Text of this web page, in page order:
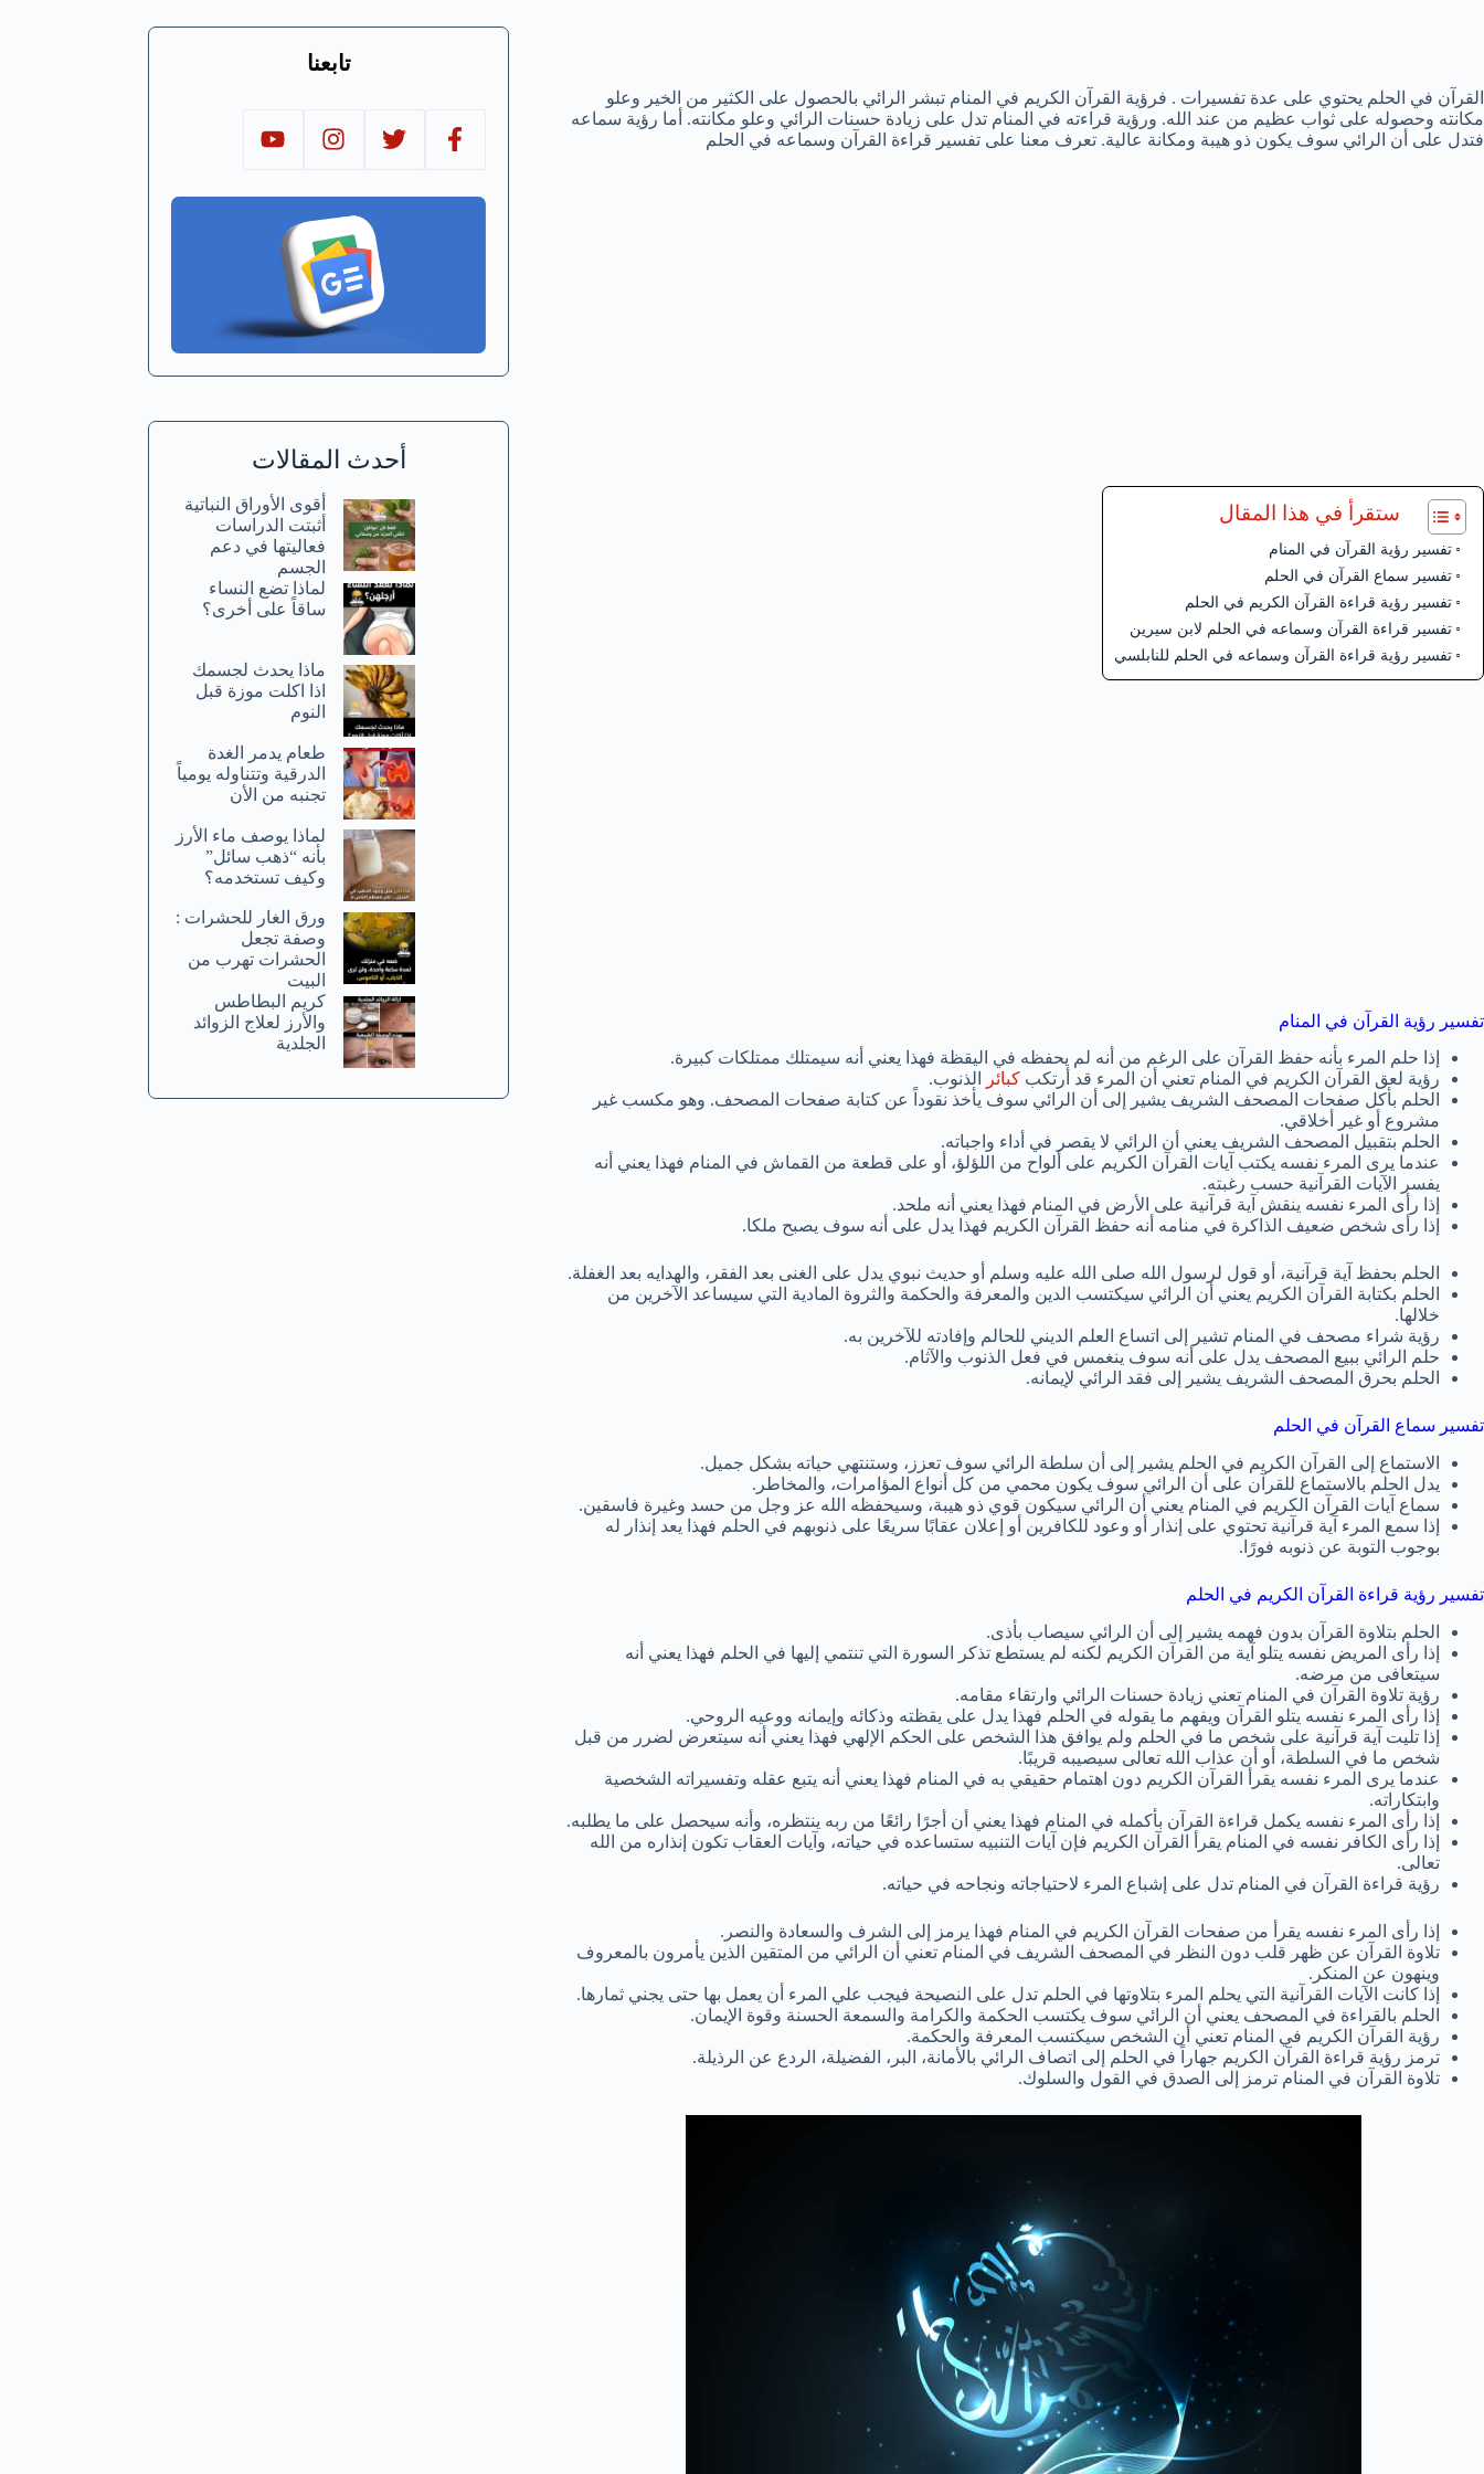
القرآن في الحلم يحتوي على عدة تفسيرات . فرؤية القرآن الكريم في المنام تبشر الرائي بالحصول على الكثير من الخير وعلو
مكانته وحصوله على ثواب عظيم من عند الله. ورؤية قراءته في المنام تدل على زيادة حسنات الرائي وعلو مكانته. أما رؤية سماعه
فتدل على أن الرائي سوف يكون ذو هيبة ومكانة عالية. تعرف معنا على تفسير قراءة القرآن وسماعه في الحلم
ستقرأ في هذا المقال
تفسير رؤية القرآن في المنام
تفسير سماع القرآن في الحلم
تفسير رؤية قراءة القرآن الكريم في الحلم
تفسير قراءة القرآن وسماعه في الحلم لابن سيرين
تفسير رؤية قراءة القرآن وسماعه في الحلم للنابلسي
تفسير رؤية القرآن في المنام
إذا حلم المرء بأنه حفظ القرآن على الرغم من أنه لم يحفظه في اليقظة فهذا يعني أنه سيمتلك ممتلكات كبيرة.
رؤية لعق القرآن الكريم في المنام تعني أن المرء قد أرتكب كبائر
الذنوب.
الحلم بأكل صفحات المصحف الشريف يشير إلى أن الرائي سوف يأخذ نقوداً عن كتابة صفحات المصحف. وهو مكسب غير
مشروع أو غير أخلاقي.
الحلم بتقبيل المصحف الشريف يعني أن الرائي لا يقصر في أداء واجباته.
عندما يرى المرء نفسه يكتب آيات القرآن الكريم على ألواح من اللؤلؤ، أو على قطعة من القماش في المنام فهذا يعني أنه
يفسر الآيات القرآنية حسب رغبته.
إذا رأى المرء نفسه ينقش آية قرآنية على الأرض في المنام فهذا يعني أنه ملحد.
إذا رأى شخص ضعيف الذاكرة في منامه أنه حفظ القرآن الكريم فهذا يدل على أنه سوف يصبح ملكا.
الحلم بحفظ آية قرآنية، أو قول لرسول الله صلى الله عليه وسلم أو حديث نبوي يدل على الغنى بعد الفقر، والهدايه بعد الغفلة.
الحلم بكتابة القرآن الكريم يعني أن الرائي سيكتسب الدين والمعرفة والحكمة والثروة المادية التي سيساعد الآخرين من
خلالها.
رؤية شراء مصحف في المنام تشير إلى اتساع العلم الديني للحالم وإفادته للآخرين به.
حلم الرائي ببيع المصحف يدل على أنه سوف ينغمس في فعل الذنوب والآثام.
الحلم بحرق المصحف الشريف يشير إلى فقد الرائي لإيمانه.
تفسير سماع القرآن في الحلم
الاستماع إلى القرآن الكريم في الحلم يشير إلى أن سلطة الرائي سوف تعزز، وستنتهي حياته بشكل جميل.
يدل الحلم بالاستماع للقرآن على أن الرائي سوف يكون محمي من كل أنواع المؤامرات، والمخاطر.
سماع آيات القرآن الكريم في المنام يعني أن الرائي سيكون قوي ذو هيبة، وسيحفظه الله عز وجل من حسد وغيرة فاسقين.
إذا سمع المرء آية قرآنية تحتوي على إنذار أو وعود للكافرين أو إعلان عقابًا سريعًا على ذنوبهم في الحلم فهذا يعد إنذار له
بوجوب التوبة عن ذنوبه فورًا.
تفسير رؤية قراءة القرآن الكريم في الحلم
الحلم بتلاوة القرآن بدون فهمه يشير إلى أن الرائي سيصاب بأذى.
إذا رأى المريض نفسه يتلو آية من القرآن الكريم لكنه لم يستطع تذكر السورة التي تنتمي إليها في الحلم فهذا يعني أنه
سيتعافى من مرضه.
رؤية تلاوة القرآن في المنام تعني زيادة حسنات الرائي وارتقاء مقامه.
إذا رأى المرء نفسه يتلو القرآن ويفهم ما يقوله في الحلم فهذا يدل على يقظته وذكائه وإيمانه ووعيه الروحي.
إذا تليت آية قرآنية على شخص ما في الحلم ولم يوافق هذا الشخص على الحكم الإلهي فهذا يعني أنه سيتعرض لضرر من قبل
شخص ما في السلطة، أو أن عذاب الله تعالى سيصيبه قريبًا.
عندما يرى المرء نفسه يقرأ القرآن الكريم دون اهتمام حقيقي به في المنام فهذا يعني أنه يتبع عقله وتفسيراته الشخصية
وابتكاراته.
إذا رأى المرء نفسه يكمل قراءة القرآن بأكمله في المنام فهذا يعني أن أجرًا رائعًا من ربه ينتظره، وأنه سيحصل على ما يطلبه.
إذا رأى الكافر نفسه في المنام يقرأ القرآن الكريم فإن آيات التنبيه ستساعده في حياته، وآيات العقاب تكون إنذاره من الله
تعالى.
رؤية قراءة القرآن في المنام تدل على إشباع المرء لاحتياجاته ونجاحه في حياته.
إذا رأى المرء نفسه يقرأ من صفحات القرآن الكريم في المنام فهذا يرمز إلى الشرف والسعادة والنصر.
تلاوة القرآن عن ظهر قلب دون النظر في المصحف الشريف في المنام تعني أن الرائي من المتقين الذين يأمرون بالمعروف
وينهون عن المنكر.
إذا كانت الآيات القرآنية التي يحلم المرء بتلاوتها في الحلم تدل على النصيحة فيجب علي المرء أن يعمل بها حتى يجني ثمارها.
الحلم بالقراءة في المصحف يعني أن الرائي سوف يكتسب الحكمة والكرامة والسمعة الحسنة وقوة الإيمان.
رؤية القرآن الكريم في المنام تعني أن الشخص سيكتسب المعرفة والحكمة.
ترمز رؤية قراءة القرآن الكريم جهاراً في الحلم إلى اتصاف الرائي بالأمانة، البر، الفضيلة، الردع عن الرذيلة.
تلاوة القرآن في المنام ترمز إلى الصدق في القول والسلوك.
تابعنا
أحدث المقالات
أقوى الأوراق النباتية
أثبتت الدراسات
فعاليتها في دعم
الجسم
لماذا تضع النساء
ساقاً على أخرى؟
ماذا يحدث لجسمك
اذا اكلت موزة قبل
النوم
طعام يدمر الغدة
الدرقية وتتناوله يومياً
تجنبه من الأن
لماذا يوصف ماء الأرز
بأنه “ذهب سائل”
وكيف تستخدمه؟
ورق الغار للحشرات :
وصفة تجعل
الحشرات تهرب من
البيت
كريم البطاطس
والأرز لعلاج الزوائد
الجلدية